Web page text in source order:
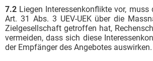
7.2 Liegen Interessenkonflikte vor, muss
Art. 31 Abs. 3 UEV-UEK über die
Zielgesellschaft getroffen hat,
vermeiden, dass sich diese
der Empfänger des Angebotes auswirken.